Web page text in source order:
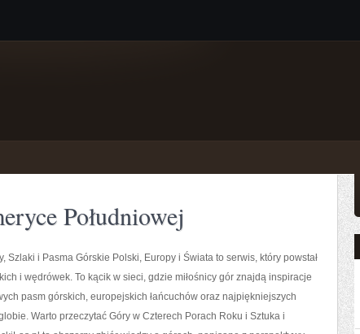
Południowej
Szlaki i Pasma Górskie Polski, Europy i Świata to serwis, który powstał
i wędrówek. To kącik w sieci, gdzie miłośnicy gór znajdą inspiracje
pasm górskich, europejskich łańcuchów oraz najpiękniejszych
Warto przeczytać Góry w Czterech Porach Roku i Sztuka i